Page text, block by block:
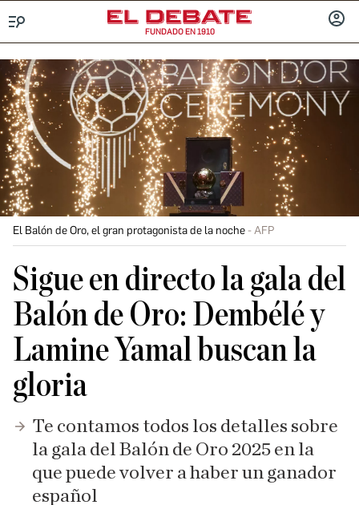
FUNDADO EN 1910
El Balón de Oro, el gran protagonista de la noche AFP
Sigue en directo la gala del
Balón de Oro: Dembélé y
Lamine Yamal buscan la
gloria
Te contamos todos los detalles sobre
la gala del Balón de Oro 2025 en la
que puede volver a haber un ganador
español